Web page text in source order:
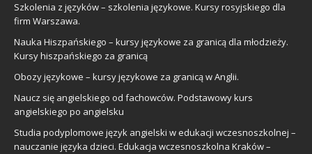
Szkolenia z języków – szkolenia językowe. Kursy rosyjskiego dla
firm Warszawa.
Nauka Hiszpańskiego – kursy językowe za granicą dla młodzieży.
Kursy hiszpańskiego za granicą
Obozy językowe – kursy językowe za granicą w Anglii.
Naucz się angielskiego od fachowców. Podstawowy kurs
angielskiego po angielsku
Studia podyplomowe język angielski w edukacji wczesnoszkolnej –
nauczanie języka dzieci. Edukacja wczesnoszkolna Kraków –